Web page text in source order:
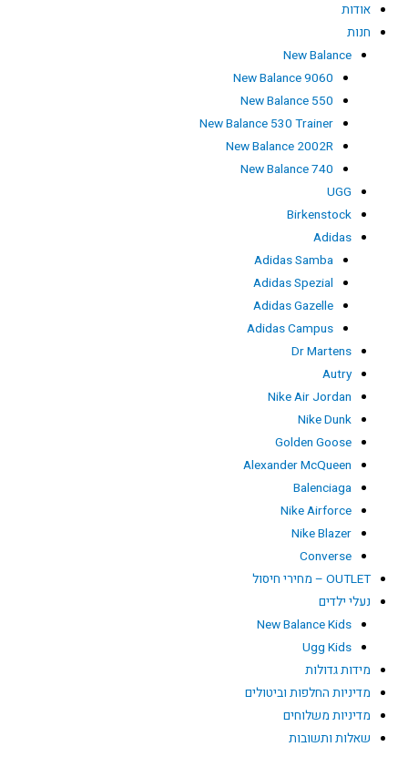
אודות
חנות
New Balance
New Balance 9060
New Balance 550
New Balance 530 Trainer
New Balance 2002R
New Balance 740
UGG
Birkenstock
Adidas
Adidas Samba
Adidas Spezial
Adidas Gazelle
Adidas Campus
Dr Martens
Autry
Nike Air Jordan
Nike Dunk
Golden Goose
Alexander McQueen
Balenciaga
Nike Airforce
Nike Blazer
Converse
OUTLET – מחירי חיסול
נעלי ילדים
New Balance Kids
Ugg Kids
מידות גדולות
מדיניות החלפות וביטולים
מדיניות משלוחים
שאלות ותשובות